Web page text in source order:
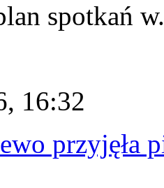
spotkań
16:32
przyjęła